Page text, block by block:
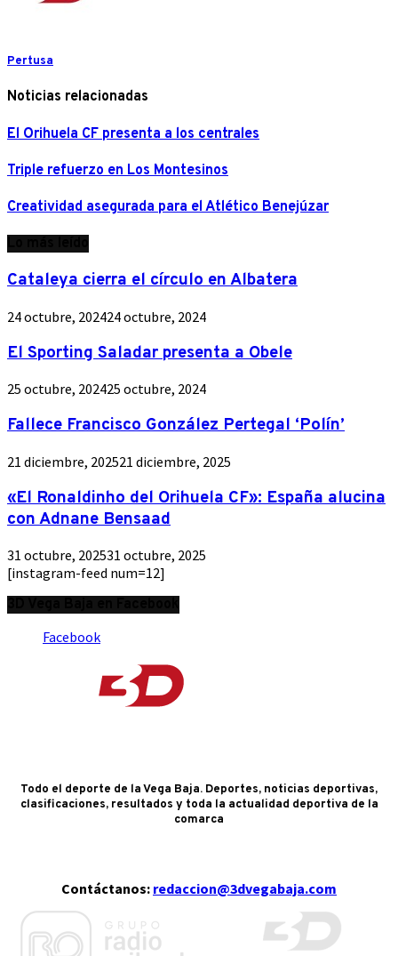
Pertusa
Noticias relacionadas
El Orihuela CF presenta a los centrales
Triple refuerzo en Los Montesinos
Creatividad asegurada para el Atlético Benejúzar
Cataleya cierra el círculo en Albatera
24 octubre, 202424 octubre, 2024
El Sporting Saladar presenta a Obele
25 octubre, 202425 octubre, 2024
Fallece Francisco González Pertegal ‘Polín’
21 diciembre, 202521 diciembre, 2025
«El Ronaldinho del Orihuela CF»: España alucina
con Adnane Bensaad
31 octubre, 202531 octubre, 2025
[instagram-feed num=12]
Facebook
Todo el deporte de la Vega Baja. Deportes, noticias deportivas,
clasificaciones, resultados y toda la actualidad deportiva de la
comarca
Contáctanos: redaccion@3dvegabaja.com